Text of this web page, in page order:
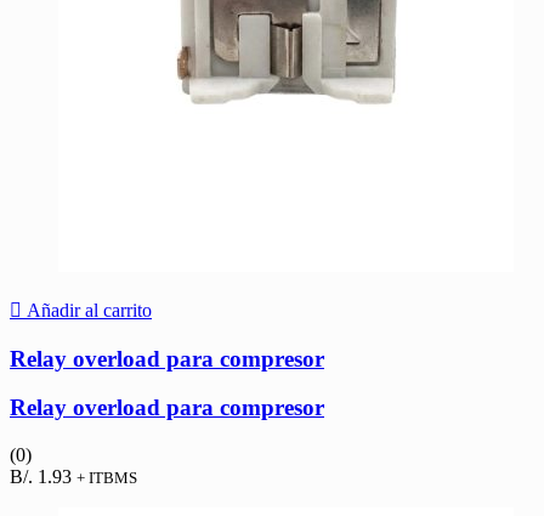
Añadir al carrito
Relay overload para compresor
Relay overload para compresor
(0)
B/. 1.93 + ITBMS